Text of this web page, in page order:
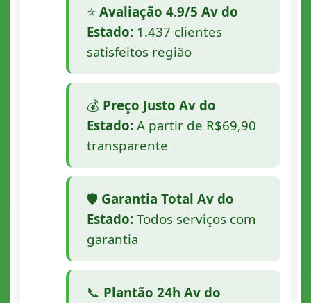
⭐ Avaliação 4.9/5 Av do
Estado:1.437 clientes
satisfeitos região
💰 Preço Justo Av do
Estado:A partir de R$69,90
transparente
🛡️ Garantia Total Av do
Estado:Todos serviços com
garantia
📞 Plantão 24h Av do